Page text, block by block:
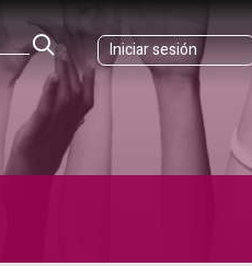
Iniciar sesión